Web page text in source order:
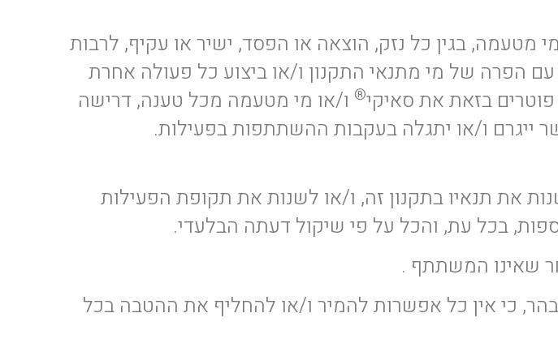
מטעמה, בגין כל נזק, הוצאה או הפסד, ישיר או עקיף, לרבות
הפרה של מי מתנאי התקנון ו/או ביצוע כל פעולה אחרת
בזאת את סאיקי® ו/או מי מטעמה מכל טענה, דרישה
ייגרם ו/או יתגלה בעקבות ההשתתפות בפעילות.
את תנאיו בתקנון זה, ו/או לשנות את תקופת הפעילות
בכל עת, והכל על פי שיקול דעתה הבלעדי.
שאינו המשתתף .
כי אין כל אפשרות להמיר ו/או להחליף את ההטבה בכל